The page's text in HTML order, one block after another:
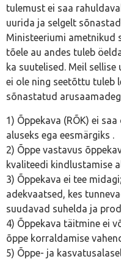
tulemust ei saa
uurida ja selgelt
Ministeeriumi ametnikud
tõele au andes tuleb
ka suutelised. Meil
ei ole ning seetõttu tuleb
sõnastatud
1) Õppekava (RÕK) ei
aluseks ega eesmärgiks .
2) Õppe vastavus
kvaliteedi kindlustamise
3) Õppekava ei tee
adekvaatsed, kes
suudavad suhelda ja
4) Õppekava täitmine ei
õppe korraldamise
5) Õppe- ja